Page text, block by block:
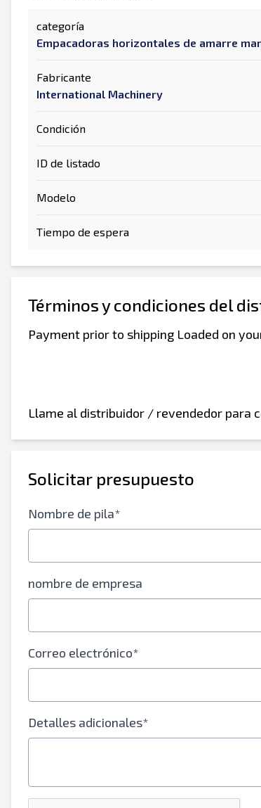
categoría
Empacadoras horizontales de amarre
Fabricante
International Machinery
Condición
ID de listado
Modelo
Tiempo de espera
Términos y condiciones del
Payment prior to shipping Loaded on
Llame al distribuidor / revendedor para
Solicitar presupuesto
Nombre de pila*
nombre de empresa
Correo electrónico*
Detalles adicionales*
Send a Message
Enviar a un amigo
Se requiere el campo de
Enviar listado a correo electrónico
Listado de mensajes de texto al
Tu nombre completo